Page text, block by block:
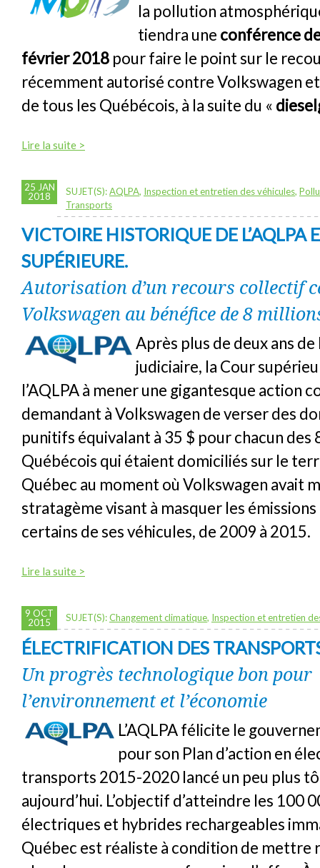
la pollution
tiendra une conférence
février 2018 pour faire le point sur le
récemment autorisé contre Volkswagen
de tous les Québécois, à la suite du «
Lire la suite >
25 JAN
2018
SUJET(S):AQLPA, Inspection et entretien des véhicules,
Transports
VICTOIRE HISTORIQUE DE L’AQLPA
SUPÉRIEURE.
Autorisation d’un recours collectif
Volkswagen au bénéfice de 8
Après plus de deux ans
judiciaire, la Cour
l’AQLPA à mener une gigantesque action
demandant à Volkswagen de verser des
punitifs équivalant à 35 $ pour chacun des
Québécois qui étaient domiciliés sur le
Québec au moment où Volkswagen avait
stratagème visant à masquer les
certains de ses véhicules, de 2009 à 2015.
Lire la suite >
9 OCT
2015
SUJET(S):Changement climatique, Inspection et entretien
ÉLECTRIFICATION DES
Un progrès technologique bon pour
l’environnement et l’économie
L’AQLPA félicite le
pour son Plan d’action en
transports 2015-2020 lancé un peu plus
aujourd’hui. L’objectif d’atteindre les 100
électriques et hybrides rechargeables
Québec est réaliste à condition de mettre